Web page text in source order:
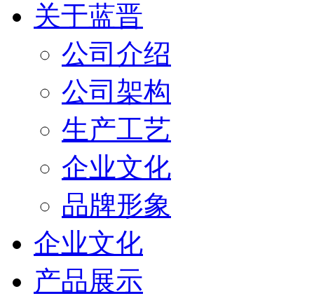
关于蓝晋
公司介绍
公司架构
生产工艺
企业文化
品牌形象
企业文化
产品展示